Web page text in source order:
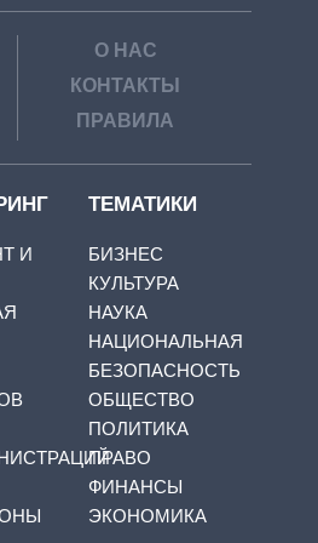
О НАС
КОНТАКТЫ
ПРАВИЛА
И
ТЕМАТИКИ
БИЗНЕС
КУЛЬТУРА
НАУКА
НАЦИОНАЛЬНАЯ
БЕЗОПАСНОСТЬ
ОБЩЕСТВО
ПОЛИТИКА
ПРАВО
ФИНАНСЫ
ЭКОНОМИКА